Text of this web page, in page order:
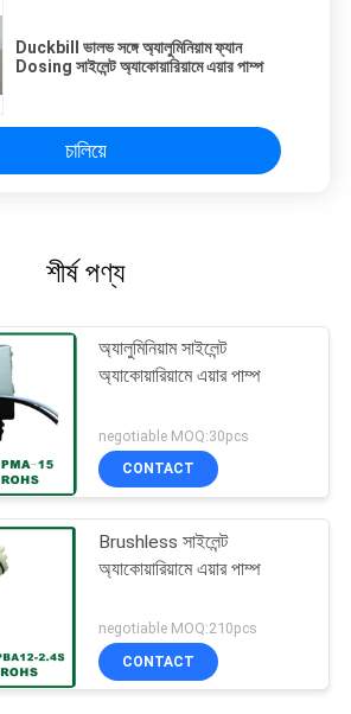
Duckbill ভালভ সঙ্গে অ্যালুমিনিয়াম ফ্যান
Dosing সাইলেন্ট অ্যাকোয়ারিয়ামে এয়ার পাম্প
চালিয়ে
শীর্ষ পণ্য
অ্যালুমিনিয়াম সাইলেন্ট
অ্যাকোয়ারিয়ামে এয়ার পাম্প
negotiable MOQ:30pcs
CONTACT
Brushless সাইলেন্ট
অ্যাকোয়ারিয়ামে এয়ার পাম্প
negotiable MOQ:210pcs
CONTACT